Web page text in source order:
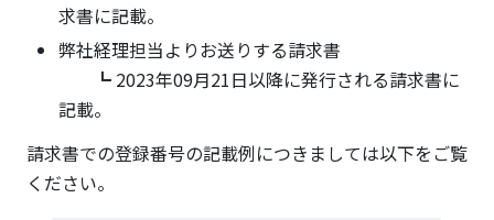
求書に記載。
弊社経理担当よりお送りする請求書
┗ 2023年09月21日以降に発行される請求書に
記載。
請求書での登録番号の記載例につきましては以下をご覧
ください。